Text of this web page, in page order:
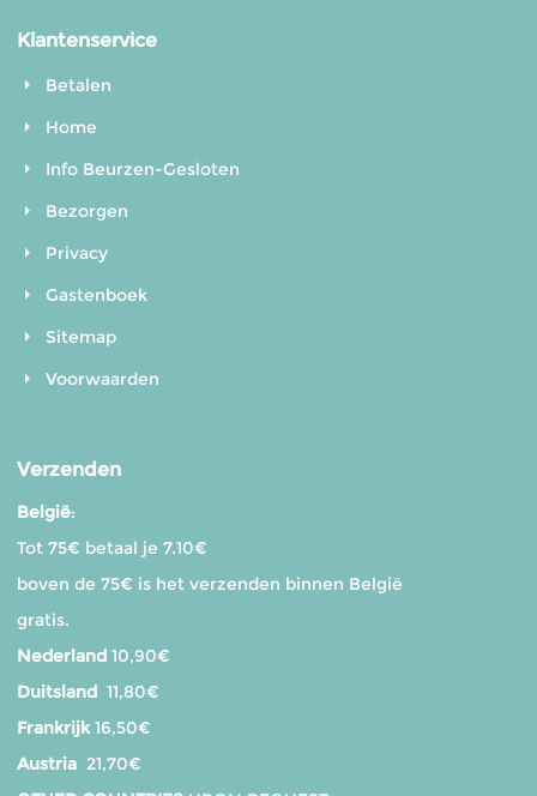
Klantenservice
Betalen
Home
Info Beurzen-Gesloten
Bezorgen
Privacy
Gastenboek
Sitemap
Voorwaarden
Verzenden
België:
Tot 75€ betaal je 7.10€
boven de 75€ is het verzenden binnen België
gratis.
Nederland10,90€
Duitsland11,80€
Frankrijk16,50€
Austria21,70€